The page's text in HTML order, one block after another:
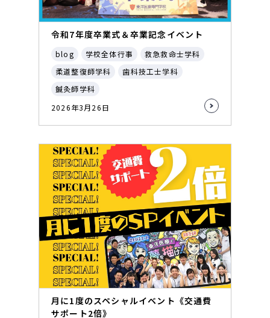
令和7年度卒業式＆卒業記念イベント
blog 学校全体行事
救急救命士学科
柔道整復師学科
歯科技工士学科
鍼灸師学科
2026年3月26日
月に1度のスペシャルイベント《交通費
サポート2倍》